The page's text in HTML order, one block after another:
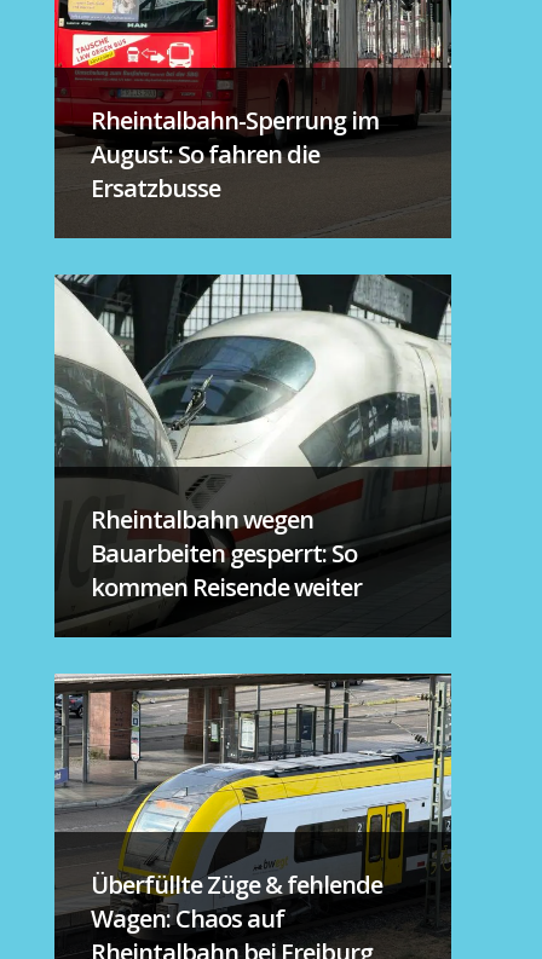
Rheintalbahn-Sperrung im
August: So fahren die
Ersatzbusse
Rheintalbahn wegen
Bauarbeiten gesperrt: So
kommen Reisende weiter
Überfüllte Züge & fehlende
Wagen: Chaos auf